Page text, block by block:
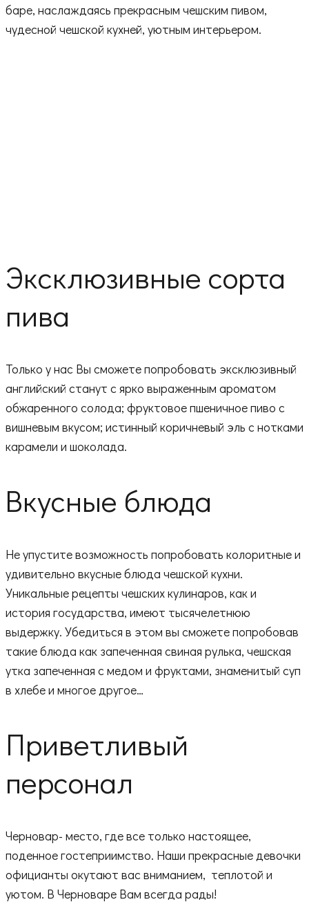
баре, наслаждаясь прекрасным чешским пивом,
чудесной чешской кухней, уютным интерьером.
Эксклюзивные сорта
пива
Только у нас Вы сможете попробовать эксклюзивный
английский станут с ярко выраженным ароматом
обжаренного солода; фруктовое пшеничное пиво с
вишневым вкусом; истинный коричневый эль с нотками
карамели и шоколада.
Вкусные блюда
Не упустите возможность попробовать колоритные и
удивительно вкусные блюда чешской кухни.
Уникальные рецепты чешских кулинаров, как и
история государства, имеют тысячелетнюю
выдержку. Убедиться в этом вы сможете попробовав
такие блюда как запеченная свиная рулька, чешская
утка запеченная с медом и фруктами, знаменитый суп
в хлебе и многое другое…
Приветливый
персонал
Черновар- место, где все только настоящее,
поденное гостеприимство. Наши прекрасные девочки
официанты окутают вас вниманием, теплотой и
уютом. В Черноваре Вам всегда рады!